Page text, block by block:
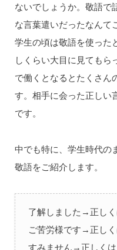
ないでしょうか。敬語で
な言葉遣いだったなんて
学生の頃は敬語を使った
しくらい大目に見てもら
で働くとなるとたくさん
す。相手に会った正しい
です。
中でも特に、学生時代の
敬語をご紹介します。
了解しました→正しく
ご苦労様です→正しく
すみません→正しくは